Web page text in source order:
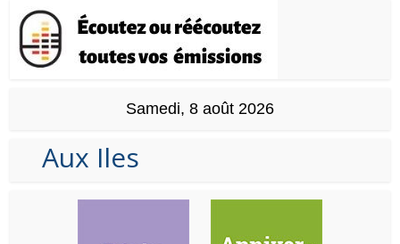
Samedi, 8 août 2026
Aux Iles